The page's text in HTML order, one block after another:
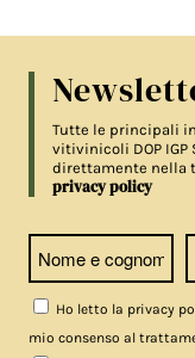
Tutte le principali
vitivinicoli DOP
direttamente nella
privacy policy
Ho letto la privacy
mio consenso al